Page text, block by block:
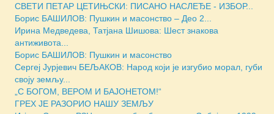
СВЕТИ ПЕТАР ЦЕТИЊСКИ: ПИСАНО НАСЛЕЂЕ - ИЗБОР...
Борис БАШИЛОВ: Пушкин и масонство – Део 2...
Ирина Медведева, Татјана Шишова: Шест знакова
антиживота...
Борис БАШИЛОВ: Пушкин и масонство
Сергеј Јурјевич БЕЉАКОВ: Народ који је изгубио морал, губи
своју земљу...
„С БОГОМ, ВЕРОМ И БАЈОНЕТОМ!“
ГРЕХ ЈЕ РАЗОРИО НАШУ ЗЕМЉУ